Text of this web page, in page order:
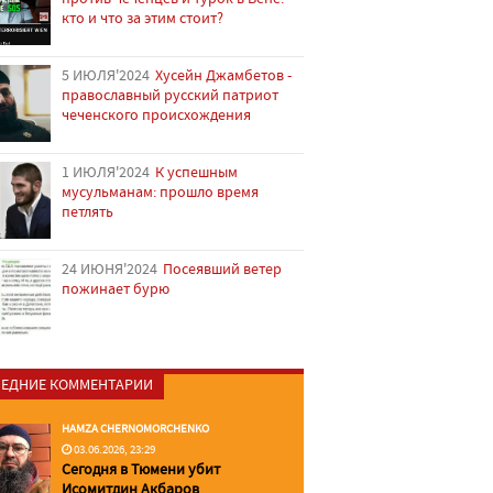
кто и что за этим стоит?
5 ИЮЛЯ'2024 Хусейн Джамбетов -
православный русский патриот
чеченского происхождения
1 ИЮЛЯ'2024 К успешным
мусульманам: прошло время
петлять
24 ИЮНЯ'2024 Посеявший ветер
пожинает бурю
КОММЕНТАРИИ
HAMZA CHERNOMORCHENKO
03.06.2026, 23:29
Сегодня в Тюмени убит
Исомитдин Акбаров